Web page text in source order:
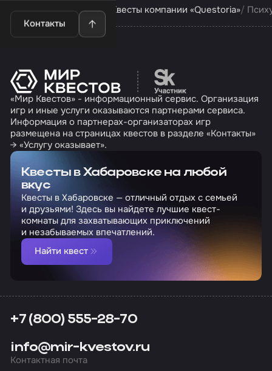
Контакты
Квесты в Хабаровске Квесты компании «Questoria»
Перейти на сайт
«Мир Квестов» - информационный сервис. Организация
игр и иные услуги оказываются партнерами сервиса.
Информация о партнерах-организаторах игр
размещена на страницах квестов в разделе «Контакты»
→ «Услугу оказывает».
Квесты в Хабаровске на любой
вкус
Квесты в Хабаровске — отличный отдых с семьей
и друзьями! Здесь вы найдете лучшие квест-
комнаты для захватывающих приключений
и незабываемых впечатлений.
Найти квест
+7 (800) 555-28-70
info@mir-kvestov.ru
Контактная почта